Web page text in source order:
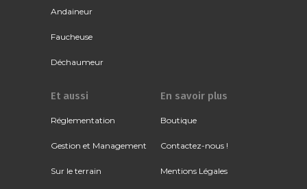
Andaineur
Faucheuse
Déchaumeur
Et aussi
Réglementation
Gestion et Management
Sur le terrain
En savoir plus
Boutique
Contactez-nous !
Mentions Légales